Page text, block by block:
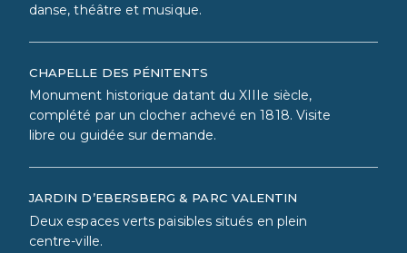
danse, théâtre et musique.
CHAPELLE DES PÉNITENTS
Monument historique datant du XIIIe siècle,
complété par un clocher achevé en 1818. Visite
libre ou guidée sur demande.
JARDIN D’EBERSBERG & PARC VALENTIN
Deux espaces verts paisibles situés en plein
centre-ville.